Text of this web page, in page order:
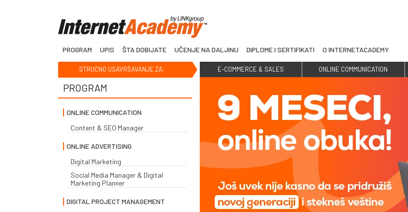
PROGRAM UPIS ŠTA DOBIJATE UČENJE NA DALJINU DIPLOME I SERTIFIKATI O INTERNETACADEMY
STRUČNO USAVRŠAVANJE ZA: E-COMMERCE & SALES ONLINE COMMUNICATION
PROGRAM
ONLINE COMMUNICATION
Content & SEO Manager
ONLINE ADVERTISING
Digital Marketing
Social Media Manager & Digital
Marketing Planner
DIGITAL PROJECT MANAGEMENT